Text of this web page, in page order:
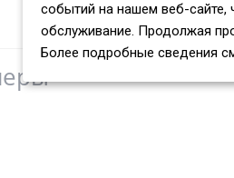
событий на нашем веб-сайте,
обслуживание. Продолжая
Более подробные сведения